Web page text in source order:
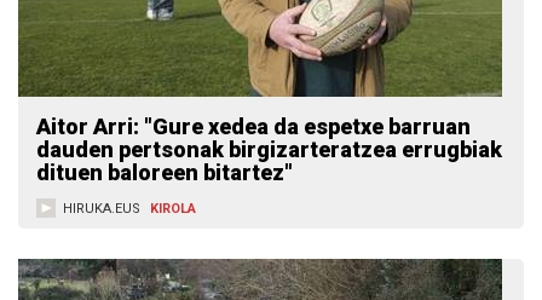
Aitor Arri: "Gure xedea da espetxe barruan
dauden pertsonak birgizarteratzea errugbiak
dituen baloreen bitartez"
HIRUKA.EUS KIROLA